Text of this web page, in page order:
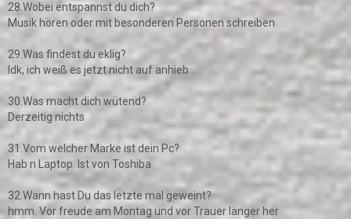
28.Wobei entspannst du dich?
Musik hören oder mit besonderen Personen schreiben
29.Was findest du eklig?
Idk, ich weiß es jetzt nicht auf anhieb
30.Was macht dich wütend?
Derzeitig nichts
31.Vom welcher Marke ist dein Pc?
Hab n Laptop. Ist von Toshiba
32.Wann hast Du das letzte mal geweint?
hmm. Vor freude am Montag und vor Trauer länger her